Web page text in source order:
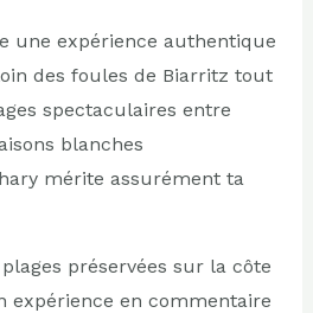
une expérience authentique
des foules de Biarritz tout
spectaculaires entre
blanches
mérite assurément ta
préservées sur la côte
expérience en commentaire